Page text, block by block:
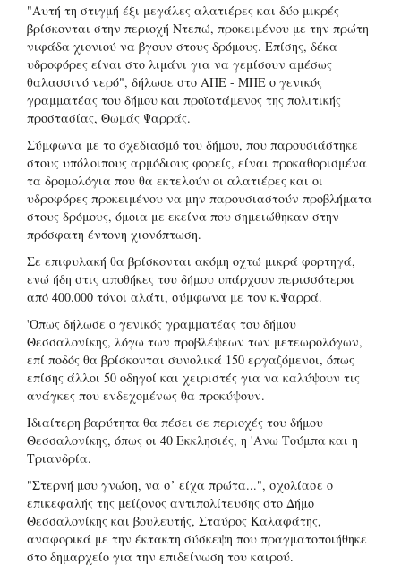
"Αυτή τη στιγμή έξι μεγάλες αλατιέρες και δύο μικρές
βρίσκονται στην περιοχή Ντεπώ, προκειμένου με την πρώτη
νιφάδα χιονιού να βγουν στους δρόμους. Επίσης, δέκα
υδροφόρες είναι στο λιμάνι για να γεμίσουν αμέσως
θαλασσινό νερό", δήλωσε στο ΑΠΕ - ΜΠΕ ο γενικός
γραμματέας του δήμου και προϊστάμενος της πολιτικής
προστασίας, Θωμάς Ψαρράς.
Σύμφωνα με το σχεδιασμό του δήμου, που παρουσιάστηκε
στους υπόλοιπους αρμόδιους φορείς, είναι προκαθορισμένα
τα δρομολόγια που θα εκτελούν οι αλατιέρες και οι
υδροφόρες προκειμένου να μην παρουσιαστούν προβλήματα
στους δρόμους, όμοια με εκείνα που σημειώθηκαν στην
πρόσφατη έντονη χιονόπτωση.
Σε επιφυλακή θα βρίσκονται ακόμη οχτώ μικρά φορτηγά,
ενώ ήδη στις αποθήκες του δήμου υπάρχουν περισσότεροι
από 400.000 τόνοι αλάτι, σύμφωνα με τον κ.Ψαρρά.
'Οπως δήλωσε ο γενικός γραμματέας του δήμου
Θεσσαλονίκης, λόγω των προβλέψεων των μετεωρολόγων,
επί ποδός θα βρίσκονται συνολικά 150 εργαζόμενοι, όπως
επίσης άλλοι 50 οδηγοί και χειριστές για να καλύψουν τις
ανάγκες που ενδεχομένως θα προκύψουν.
Ιδιαίτερη βαρύτητα θα πέσει σε περιοχές του δήμου
Θεσσαλονίκης, όπως οι 40 Εκκλησιές, η 'Ανω Τούμπα και η
Τριανδρία.
"Στερνή μου γνώση, να σ’ είχα πρώτα...", σχολίασε ο
επικεφαλής της μείζονος αντιπολίτευσης στο Δήμο
Θεσσαλονίκης και βουλευτής, Σταύρος Καλαφάτης,
αναφορικά με την έκτακτη σύσκεψη που πραγματοποιήθηκε
στο δημαρχείο για την επιδείνωση του καιρού.